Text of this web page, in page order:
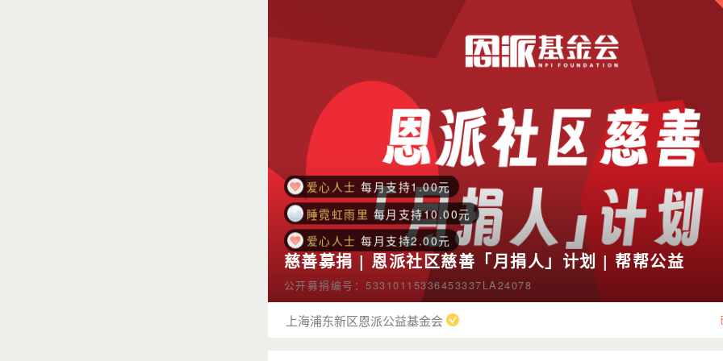
每月支持1.00元
每月支持1.00元
🍀晓莉莉🌹
每月支持10.00元
爱心人士
每月支持1.00元
爱心人士
每月支持1.00元
睡霓虹雨里 每月支持10.00元
爱心人士 每月支持2.00元
爱心人士 每月支持20.00元
文什加密助手 每月支持19.00元
🍀晓莉莉🌹 每月支持10.00元
爱心人士 每月支持1.00元
慈善募捐 | 恩派社区慈善「月捐人」计划 | 帮帮公益
公开募捐编号：53310115336453337LA24078
上海浦东新区恩派公益基金会